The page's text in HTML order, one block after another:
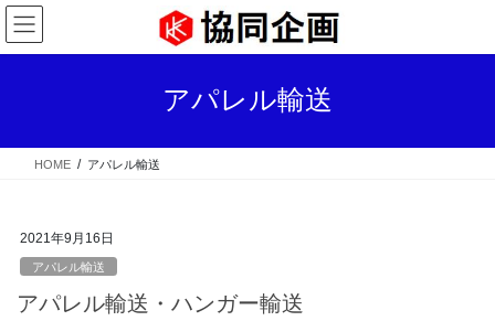
コ
ン
テ
ス
ナ
ビ
ゲ
ン
アパレル輸送
HOME アパレル輸送
2021年9月16日
アパレル輸送
アパレル輸送・ハンガー輸送